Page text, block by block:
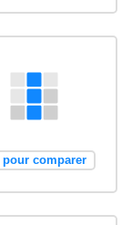
comparer